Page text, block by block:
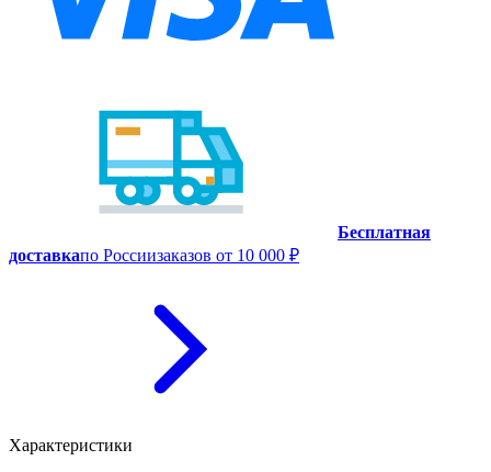
Бесплатная
доставкапо Россиизаказов от 10 000 ₽
Характеристики